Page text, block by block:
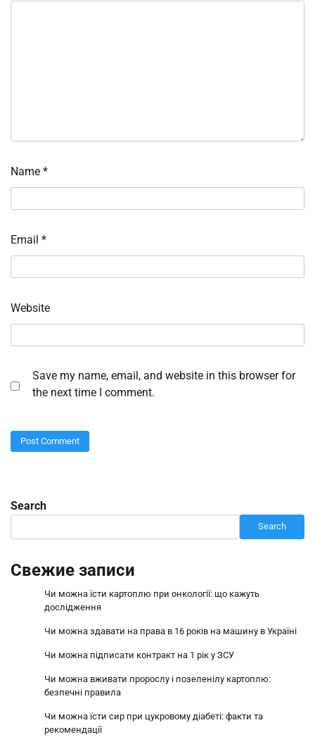
Name *
Email *
Website
Save my name, email, and website in this browser for
the next time I comment.
Search
Search
Свежие записи
Чи можна їсти картоплю при онкології: що кажуть
дослідження
Чи можна здавати на права в 16 років на машину в Україні
Чи можна підписати контракт на 1 рік у ЗСУ
Чи можна вживати пророслу і позеленілу картоплю:
безпечні правила
Чи можна їсти сир при цукровому діабеті: факти та
рекомендації